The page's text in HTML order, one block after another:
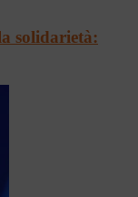
solidarietà: